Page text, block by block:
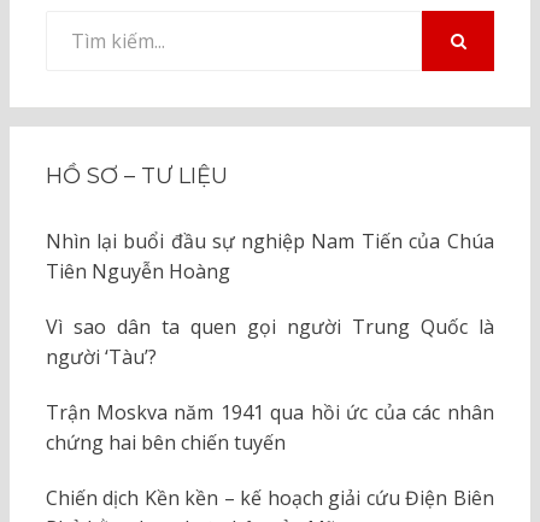
kiếm
HỒ SƠ – TƯ LIỆU
Nhìn lại buổi đầu sự nghiệp Nam Tiến của Chúa
Tiên Nguyễn Hoàng
Vì sao dân ta quen gọi người Trung Quốc là
người ‘Tàu’?
Trận Moskva năm 1941 qua hồi ức của các nhân
chứng hai bên chiến tuyến
Chiến dịch Kền kền – kế hoạch giải cứu Điện Biên